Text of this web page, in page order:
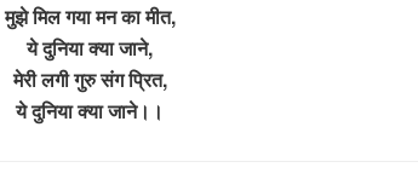
मुझे मिल गया मन का मीत,
ये दुनिया क्या जाने,
मेरी लगी गुरु संग प्रित,
ये दुनिया क्या जाने।।